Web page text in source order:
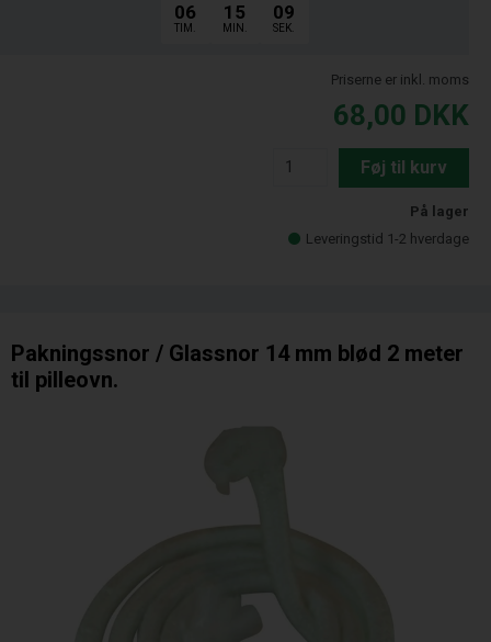
06
TIM.
15
MIN.
08
SEK.
Priserne er inkl. moms
68,00 DKK
Føj til kurv
På lager
Leveringstid 1-2 hverdage
Pakningssnor / Glassnor 14 mm blød 2 meter
til pilleovn.